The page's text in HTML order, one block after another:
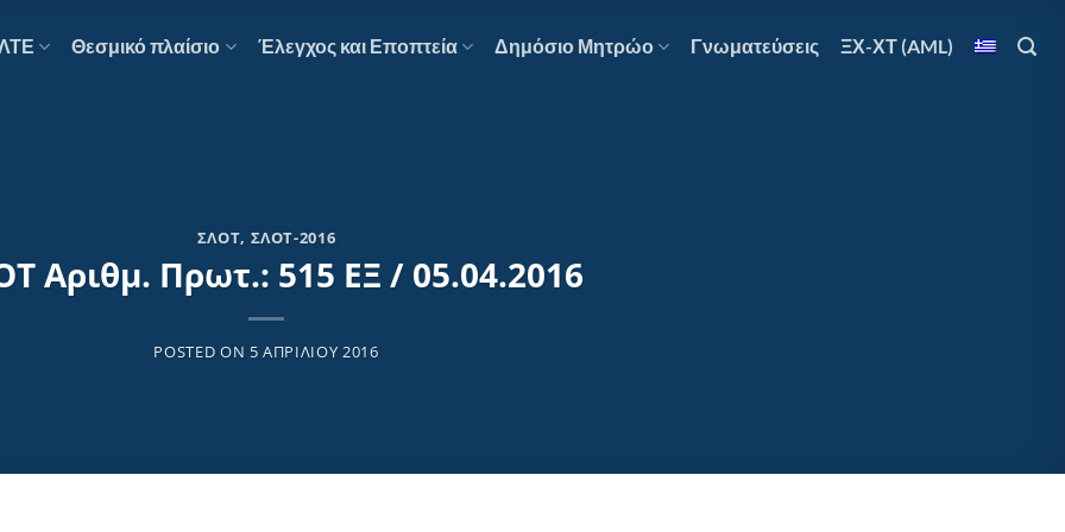
Θεσμικό πλαίσιο Έλεγχος και Εποπτεία Δημόσιο Μητρώο Γνωματεύσεις ΞΧ-ΧΤ (AML)
ΣΛΟΤ, ΣΛΟΤ-2016
Αριθμ. Πρωτ.: 515 ΕΞ / 05.04.2016
POSTED ON 5 ΑΠΡΙΛΊΟΥ 2016